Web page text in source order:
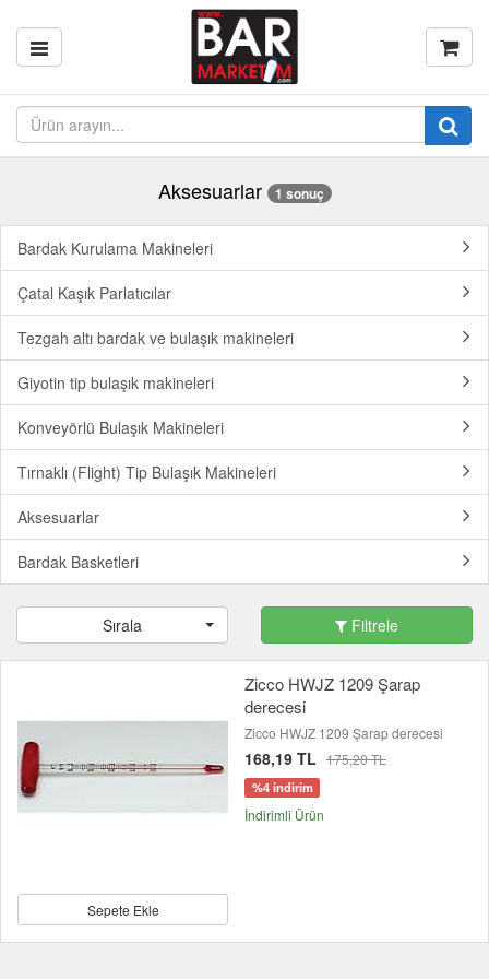
Aksesuarlar 1 sonuç
Bardak Kurulama Makineleri
Çatal Kaşık Parlatıcılar
Tezgah altı bardak ve bulaşık makineleri
Giyotin tip bulaşık makineleri
Konveyörlü Bulaşık Makineleri
Tırnaklı (Flight) Tip Bulaşık Makineleri
Aksesuarlar
Bardak Basketleri
Sırala Filtrele
Sepete Ekle
Zicco HWJZ 1209 Şarap
derecesi
Zicco HWJZ 1209 Şarap derecesi
168,19 TL 175,20 TL
%4 indirim
İndirimli Ürün